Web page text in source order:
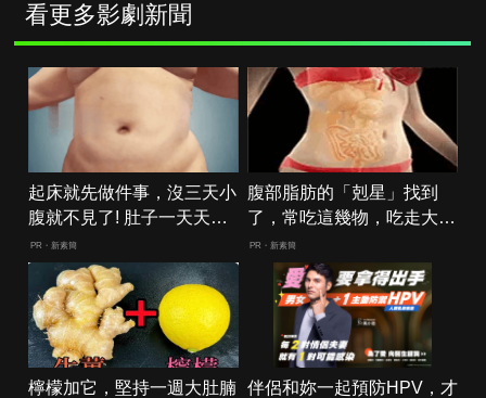
看更多影劇新聞
起床就先做件事，沒三天小
腹就不見了! 肚子一天天變
小！
PR・新素簡
腹部脂肪的「剋星」找到
了，常吃這幾物，吃走大肚
囊，瘦出小蠻腰
PR・新素簡
檸檬加它，堅持一週大肚腩 伴侶和妳一起預防HPV，才